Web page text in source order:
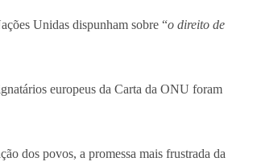
Unidas dispunham sobre “o direito de
europeus da Carta da ONU foram
dos povos, a promessa mais frustrada da